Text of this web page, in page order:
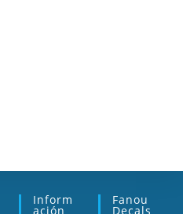
Inform
Ación
Fanou
Decals